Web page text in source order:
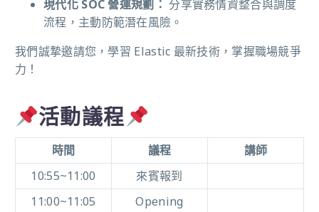
現代化 SOC 營運規劃： 分享實務情資整合與調度
流程，主動防範潛在風險。
我們誠摯邀請您，學習 Elastic 最新技術，掌握職場競爭
力！
活動議程
時間 議程
講師
10:55~11:00
來賓報到
11:00~11:05
Opening